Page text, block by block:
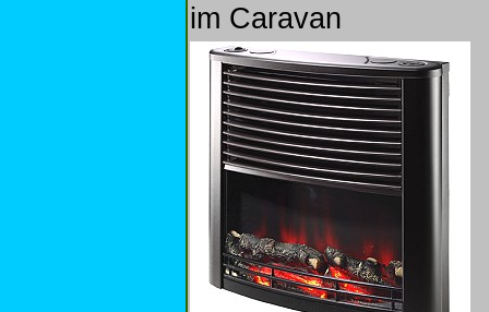
im Caravan